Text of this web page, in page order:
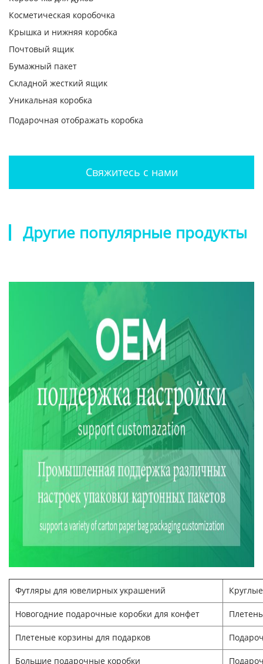
Косметическая коробочка
Крышка и нижняя коробка
Почтовый ящик
Бумажный пакет
Складной жесткий ящик
Уникальная коробка
Подарочная отображать коробка
Свяжитесь с нами
Другие популярные продукты
Футляры для ювелирных украшений
Новогодние подарочные коробки для конфет
Плетеные корзины для подарков
Большие подарочные коробки